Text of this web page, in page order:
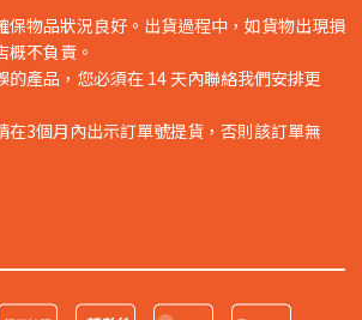
保物品狀況良好。出貨過程中，如貨物出現損
不負責。
的產品，您必須在 14 天內聯絡我們安排更
在3個月內出示訂單號提貨，否則該訂單無